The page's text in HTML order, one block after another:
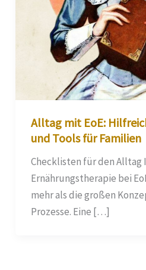
Alltag mit EoE:
und Tools für Familien
Checklisten für den Alltag
Ernährungstherapie bei
mehr als die großen
Prozesse. Eine […]